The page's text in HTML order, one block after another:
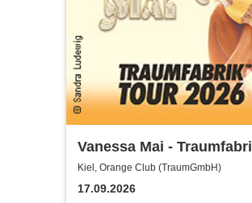
Vanessa Mai -
Tour 2026
Kiel, Orange Club (TraumGmbH)
17.09.2026